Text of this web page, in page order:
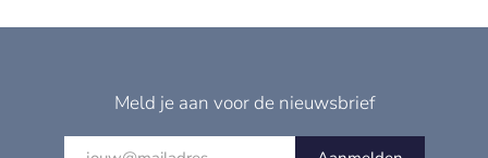
Meld je aan voor de nieuwsbrief